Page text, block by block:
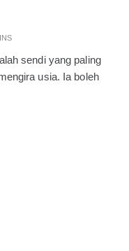
sendi yang paling
usia. Ia boleh